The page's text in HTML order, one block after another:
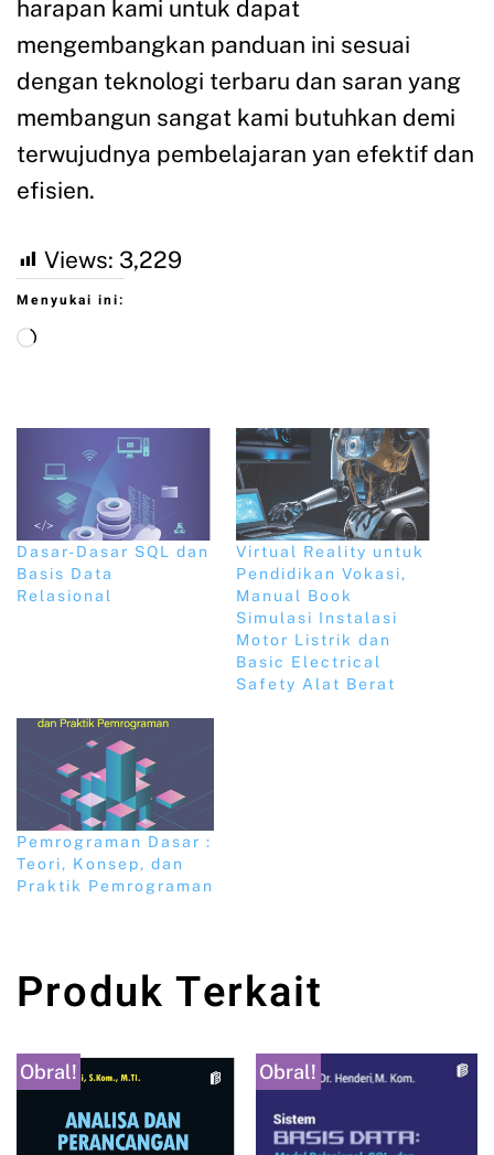
harapan kami untuk dapat
mengembangkan panduan ini sesuai
dengan teknologi terbaru dan saran yang
membangun sangat kami butuhkan demi
terwujudnya pembelajaran yan efektif dan
efisien.
Views: 3,229
Menyukai ini:
Dasar-Dasar SQL dan
Basis Data
Relasional
Virtual Reality untuk
Pendidikan Vokasi,
Manual Book
Simulasi Instalasi
Motor Listrik dan
Basic Electrical
Safety Alat Berat
Pemrograman Dasar :
Teori, Konsep, dan
Praktik Pemrograman
Produk Terkait
Obral! Obral!